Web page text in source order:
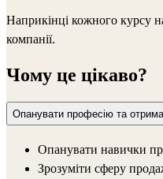
Наприкінці кожного курсу
компанії.
Чому це цікаво?
Опанувати професію та
Опанувати навички
Зрозуміти сферу